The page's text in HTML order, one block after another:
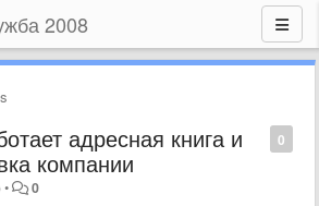
2008
0
адресная книга и
компании
• 0